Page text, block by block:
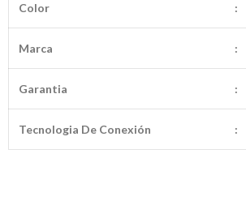
Color :
Marca :
Garantia :
Tecnologia De Conexión :